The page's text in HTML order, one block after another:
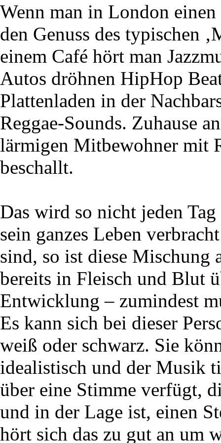
Wenn man in London
den Genuss des typischen
einem Café hört man
Autos dröhnen HipHop
Plattenladen in der
Reggae-Sounds. Zuhause
lärmigen Mitbewohner mit
beschallt.
Das wird so nicht jeden
sein ganzes Leben
sind, so ist diese Mischung
bereits in Fleisch und Blut
Entwicklung – zumindest
Es kann sich bei dieser
weiß oder schwarz. Sie
idealistisch und der Musik
über eine Stimme verfügt,
und in der Lage ist, einen
hört sich das zu gut an um